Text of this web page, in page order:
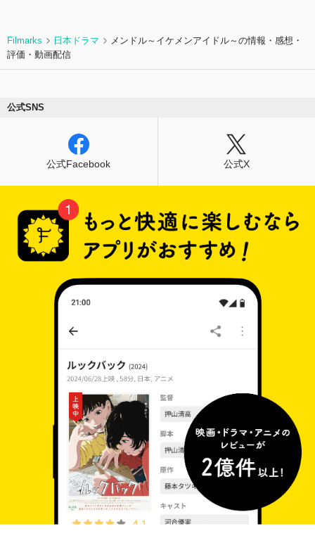
Filmarks 日本ドラマ
メンドル～イケメンアイドル～の情報・感想・
評価・動画配信
公式SNS
公式Facebook 公式X